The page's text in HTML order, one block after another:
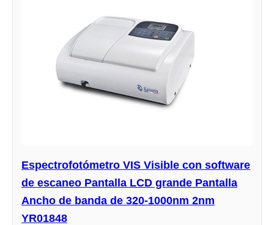
Espectrofotómetro VIS Visible con software
de escaneo Pantalla LCD grande Pantalla
Ancho de banda de 320-1000nm 2nm
YR01848